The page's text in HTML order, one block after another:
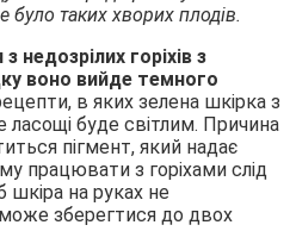
було таких хворих плодів.
горіхів з
воно вийде темного
в яких зелена шкірка з
ласощі буде світлим. Причина
пігмент, який надає
працювати з горіхами слід
шкіра на руках не
зберегтися до двох